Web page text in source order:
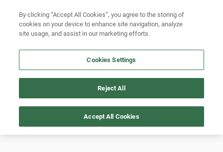
¡No dejes escapar esta
Iniciá sesión para apartar o agendar una visita.
(+54)
By clicking “Accept All Cookies”, you agree to the storing of
cookies on your device to enhance site navigation, analyze
site usage, and assist in our marketing efforts.
Cookies Settings
Reject All
Accept All Cookies